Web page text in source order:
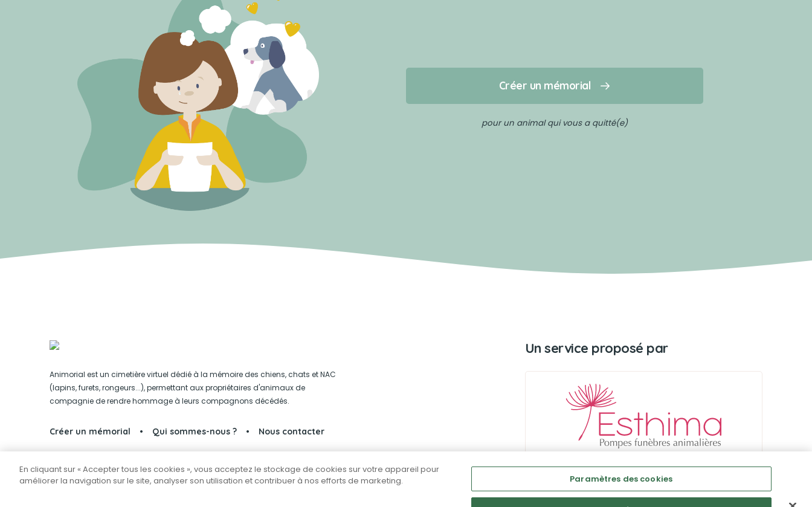
Créer un mémorial
pour un animal qui vous a quitté(e)
Animorial est un cimetière virtuel dédié à la mémoire des chiens, chats et NAC
(lapins, furets, rongeurs...), permettant aux propriétaires d'animaux de
compagnie de rendre hommage à leurs compagnons décédés.
Créer un mémorial Qui sommes-nous ? Nous contacter
Partager sur Facebook
Un service proposé par
En cliquant sur « Accepter tous les cookies », vous acceptez le stockage de cookies sur votre appareil pour
améliorer la navigation sur le site, analyser son utilisation et contribuer à nos efforts de marketing.
Paramètres des cookies